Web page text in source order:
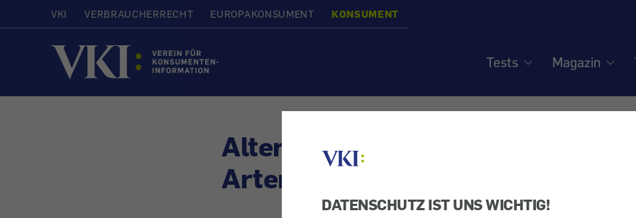
DATENSCHUTZ IST UNS WICHTIG!
VKI VERBRAUCHERRECHT EUROPAKONSUMENT KONSUMENT
Startseite
Tests Magazin
Alternativmedizin - Boom bringt
Artensterben